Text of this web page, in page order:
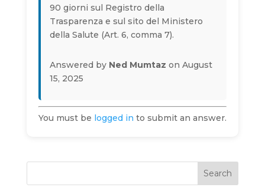
90 giorni sul Registro della
Trasparenza e sul sito del Ministero
della Salute (Art. 6, comma 7).
Answered by Ned Mumtaz on August
15, 2025
You must be logged in to submit an answer.
Search